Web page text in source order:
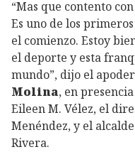
“Mas que contento
Es uno de los
el comienzo. Estoy
el deporte y esta
mundo”, dijo el
Molina, en
Eileen M. Vélez, el
Menéndez, y el
Rivera.